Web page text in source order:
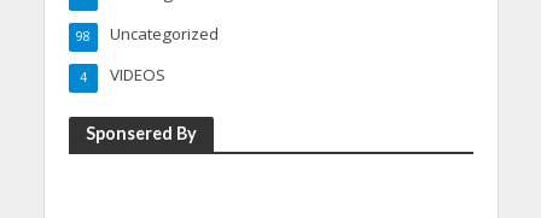
Uncategorized
98
VIDEOS
4
Sponsered By